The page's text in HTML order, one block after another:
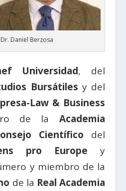
Dr. Daniel Berzosa
Universidad, del
Bursátiles y del
Law & Business
de la Academia
Científico del
pro Europe y
y miembro de la
de la Real Academia